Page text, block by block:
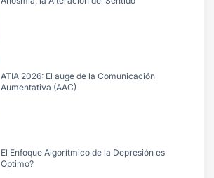
ATIA 2026: El auge de la Comunicación
Aumentativa (AAC)
El Enfoque Algorítmico de la Depresión es
Optimo?